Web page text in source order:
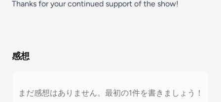
Thanks for your continued support of the show!
感想
まだ感想はありません。最初の1件を書きましょう！